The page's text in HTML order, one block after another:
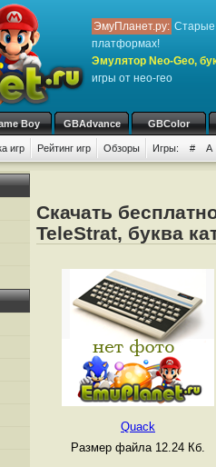
ЭмуПланет.ру: Старые
платформах!
Эмулятор Neo-Geo,
игры от нео-гео
Boy GBAdvance GBColor
игр Рейтинг игр Обзоры Игры: # A
Скачать
TeleStrat, буква
Quack
Размер файла 12.24 Кб.